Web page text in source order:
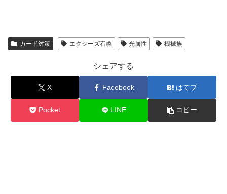
カード対策 エクシーズ召喚 光属性 機械族
シェアする
X Facebook はてブ
Pocket LINE コピー